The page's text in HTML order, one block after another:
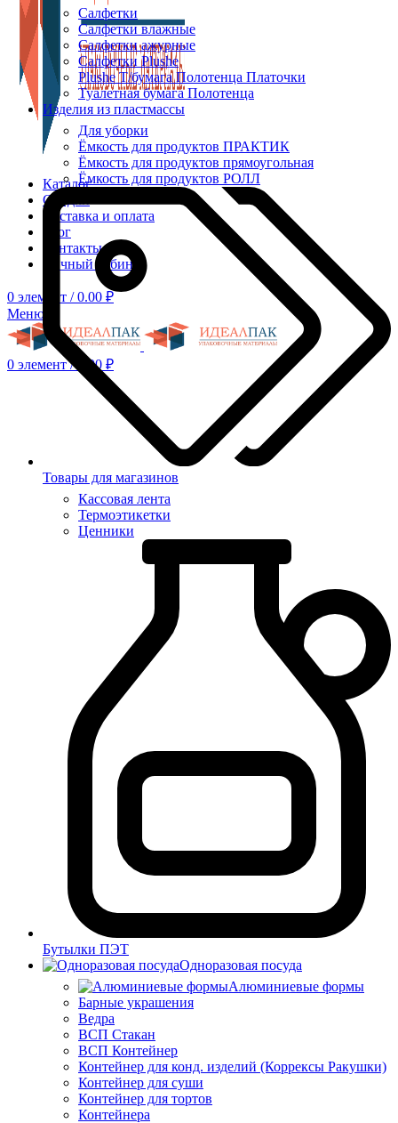
Каталог
Скидки
Доставка и оплата
Блог
Контакты
Личный кабинет
0 элемент / 0.00 ₽
Меню
0 элемент / 0.00 ₽
Салфетки
Салфетки влажные
Салфетки ажурные
Салфетки Plushe
Plushe Т/бумага Полотенца Платочки
Туалетная бумага Полотенца
Изделия из пластмассы
Для уборки
Ёмкость для продуктов ПРАКТИК
Ёмкость для продуктов прямоугольная
Ёмкость для продуктов РОЛЛ
Товары для магазинов
Кассовая лента
Термоэтикетки
Ценники
Бутылки ПЭТ
Одноразовая посуда
Алюминиевые формы
Барные украшения
Ведра
ВСП Стакан
ВСП Контейнер
Контейнер для конд. изделий (Коррексы Ракушки)
Контейнер для суши
Контейнер для тортов
Контейнера